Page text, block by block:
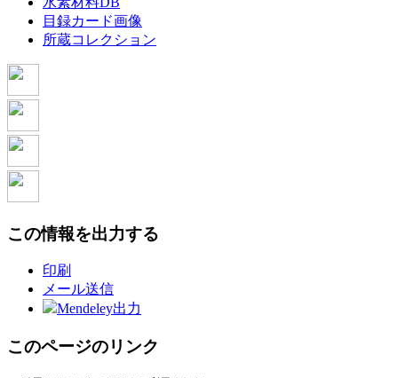
目録カード画像
所蔵コレクション
この情報を出力する
印刷
メール送信
Mendeley出力
このページのリンク